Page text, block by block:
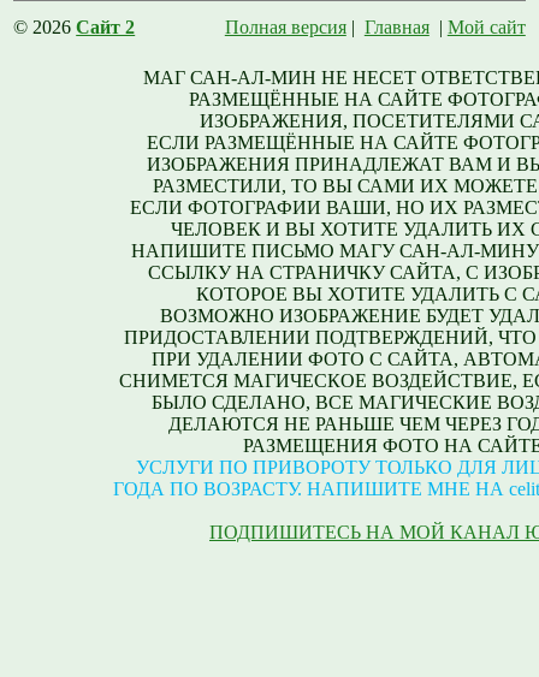
© 2026Сайт 2 Полная версия| Главная| Мой сайт
МАГ САН-АЛ-МИН НЕ НЕСЕТ
РАЗМЕЩЁННЫЕ НА САЙТЕ
ИЗОБРАЖЕНИЯ, ПОСЕТИТЕЛЯМИ
ЕСЛИ РАЗМЕЩЁННЫЕ НА САЙТЕ
ИЗОБРАЖЕНИЯ ПРИНАДЛЕЖАТ ВАМ И
РАЗМЕСТИЛИ, ТО ВЫ САМИ ИХ МОЖЕТЕ
ЕСЛИ ФОТОГРАФИИ ВАШИ, НО ИХ
ЧЕЛОВЕК И ВЫ ХОТИТЕ УДАЛИТЬ ИХ
НАПИШИТЕ ПИСЬМО МАГУ САН-АЛ-
ССЫЛКУ НА СТРАНИЧКУ САЙТА, С
КОТОРОЕ ВЫ ХОТИТЕ УДАЛИТЬ С
ВОЗМОЖНО ИЗОБРАЖЕНИЕ БУДЕТ
ПРИДОСТАВЛЕНИИ ПОДТВЕРЖДЕНИЙ,
ПРИ УДАЛЕНИИ ФОТО С САЙТА,
СНИМЕТСЯ МАГИЧЕСКОЕ ВОЗДЕЙСТВИЕ,
БЫЛО СДЕЛАНО, ВСЕ МАГИЧЕСКИЕ
ДЕЛАЮТСЯ НЕ РАНЬШЕ ЧЕМ ЧЕРЕЗ
РАЗМЕЩЕНИЯ ФОТО НА
УСЛУГИ ПО ПРИВОРОТУ ТОЛЬКО ДЛЯ
ГОДА ПО ВОЗРАСТУ. НАПИШИТЕ МНЕ НА
ПОДПИШИТЕСЬ НА МОЙ КАНАЛ